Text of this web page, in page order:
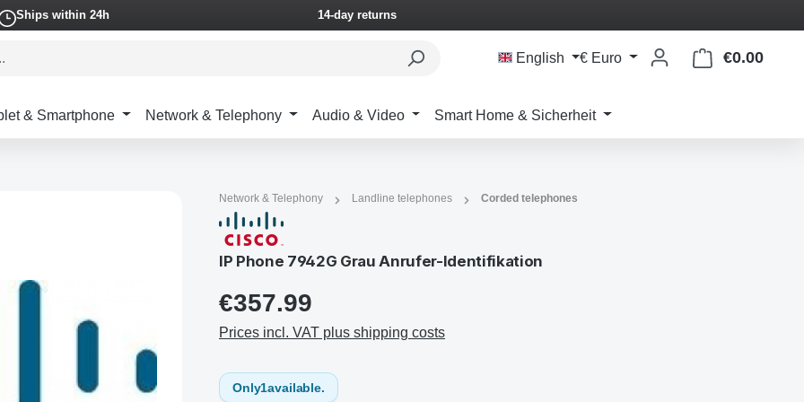
Ships within 24h 14-day returns
English € Euro €0.00
& Smartphone Network & Telephony Audio & Video Smart Home & Sicherheit
Network & Telephony Landline telephones Corded telephones
IP Phone 7942G Grau Anrufer-Identifikation
€357.99
Prices incl. VAT plus shipping costs
Only1available.